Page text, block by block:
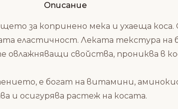
Описание
за копринено мека и ухаеща
еластичност. Леката текстура на
овлажняващи свойства, прониква в
е богат на витамини,
и осигурява растеж на косата.